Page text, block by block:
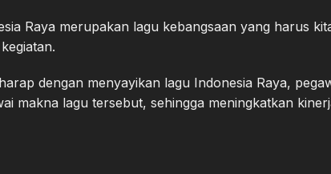
Raya merupakan lagu kebangsaan yang harus
dengan menyayikan lagu Indonesia Raya,
makna lagu tersebut, sehingga meningkatkan